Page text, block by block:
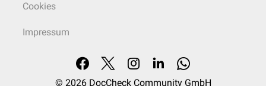
Cookies
Impressum
© 2026 DocCheck Community GmbH